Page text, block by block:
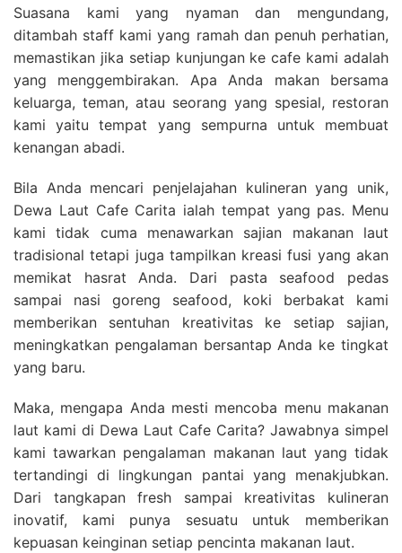
Suasana kami yang nyaman dan mengundang,
ditambah staff kami yang ramah dan penuh perhatian,
memastikan jika setiap kunjungan ke cafe kami adalah
yang menggembirakan. Apa Anda makan bersama
keluarga, teman, atau seorang yang spesial, restoran
kami yaitu tempat yang sempurna untuk membuat
kenangan abadi.
Bila Anda mencari penjelajahan kulineran yang unik,
Dewa Laut Cafe Carita ialah tempat yang pas. Menu
kami tidak cuma menawarkan sajian makanan laut
tradisional tetapi juga tampilkan kreasi fusi yang akan
memikat hasrat Anda. Dari pasta seafood pedas
sampai nasi goreng seafood, koki berbakat kami
memberikan sentuhan kreativitas ke setiap sajian,
meningkatkan pengalaman bersantap Anda ke tingkat
yang baru.
Maka, mengapa Anda mesti mencoba menu makanan
laut kami di Dewa Laut Cafe Carita? Jawabnya simpel
kami tawarkan pengalaman makanan laut yang tidak
tertandingi di lingkungan pantai yang menakjubkan.
Dari tangkapan fresh sampai kreativitas kulineran
inovatif, kami punya sesuatu untuk memberikan
kepuasan keinginan setiap pencinta makanan laut.